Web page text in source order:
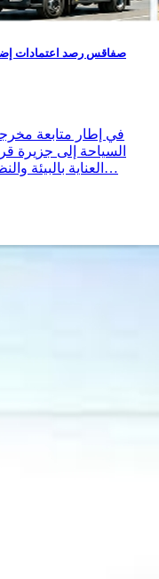
صفاقس رصد اعتمادات
في إطار متابعة
السياحة إلى جزيرة
العناية بالبيئة والنظافة والارتقاء بجودة المحيط السياحي، تم…